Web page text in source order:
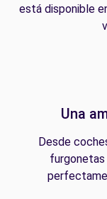
está disponible
Una
Desde
furgonetas